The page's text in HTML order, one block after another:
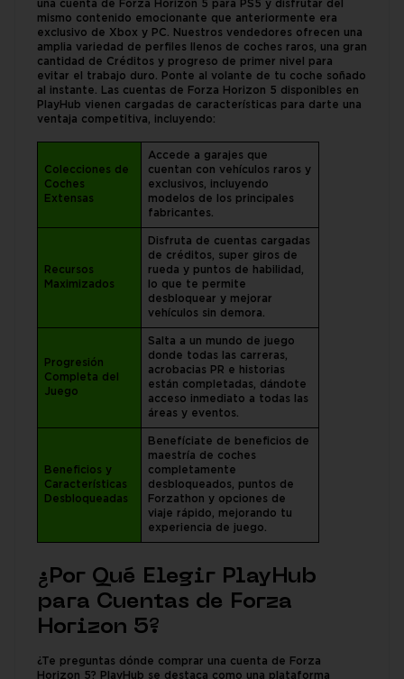
una cuenta de Forza Horizon 5 para PS5 y disfrutar del
mismo contenido emocionante que anteriormente era
exclusivo de Xbox y PC. Nuestros vendedores ofrecen una
amplia variedad de perfiles llenos de coches raros, una gran
cantidad de Créditos y progreso de primer nivel para
evitar el trabajo duro. Ponte al volante de tu coche soñado
al instante. Las cuentas de Forza Horizon 5 disponibles en
PlayHub vienen cargadas de características para darte una
ventaja competitiva, incluyendo:
Colecciones de
Coches
Extensas
Accede a garajes que
cuentan con vehículos raros y
exclusivos, incluyendo
modelos de los principales
fabricantes.
Recursos
Maximizados
Disfruta de cuentas cargadas
de créditos, super giros de
rueda y puntos de habilidad,
lo que te permite
desbloquear y mejorar
vehículos sin demora.
Progresión
Completa del
Juego
Salta a un mundo de juego
donde todas las carreras,
acrobacias PR e historias
están completadas, dándote
acceso inmediato a todas las
áreas y eventos.
Beneficios y
Características
Desbloqueadas
Benefíciate de beneficios de
maestría de coches
completamente
desbloqueados, puntos de
Forzathon y opciones de
viaje rápido, mejorando tu
experiencia de juego.
¿Por Qué Elegir PlayHub
para Cuentas de Forza
Horizon 5?
¿Te preguntas dónde comprar una cuenta de Forza
Horizon 5? PlayHub se destaca como una plataforma